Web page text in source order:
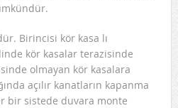
Birincisi kör kasa lı
kör kasalar terazisinde
olmayan kör kasalara
açılır kanatların kapanma
bir sistede duvara monte